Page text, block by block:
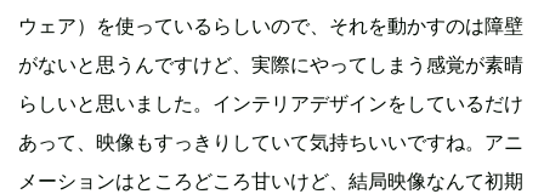
ウェア）を使っているらしいので、それを動かすのは障壁
がないと思うんですけど、実際にやってしまう感覚が素晴
らしいと思いました。インテリアデザインをしているだけ
あって、映像もすっきりしていて気持ちいいですね。アニ
メーションはところどころ甘いけど、結局映像なんて初期